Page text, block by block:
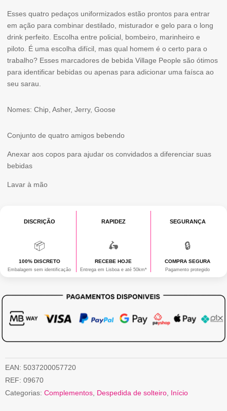
era:
8,50 €.
atual
é:
5,10 €.
MEN
IN
UNIFORM
DRINK
MARKERS
Esses quatro pedaços uniformizados estão prontos para entrar
em ação para combinar destilado, misturador e gelo para o long
drink perfeito. Escolha entre policial, bombeiro, marinheiro e
piloto. É uma escolha difícil, mas qual homem é o certo para o
trabalho? Esses marcadores de bebida Village People são ótimos
para identificar bebidas ou apenas para adicionar uma faísca ao
seu sarau.
Nomes: Chip, Asher, Jerry, Goose
Conjunto de quatro amigos bebendo
Anexar aos copos para ajudar os convidados a diferenciar suas
bebidas
Lavar à mão
DISCRIÇÃO
📦
100% DISCRETO
Embalagem sem identificação
RAPIDEZ
🛵
RECEBE HOJE
Entrega em Lisboa e até 50km*
SEGURANÇA
🔒
COMPRA SEGURA
Pagamento protegido
EAN: 5037200057720
REF: 09670
Categorias: Complementos Despedida de solteiro Início